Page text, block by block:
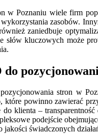
w Poznaniu wiele firm
zasobów.
zaniedbuje
słów kluczowych może
do
stron w
powinno zawierać
klienta –
podejście
świadczonych